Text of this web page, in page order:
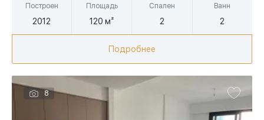
Построен
2012
Площадь
120 м²
Спален
2
Ванн
2
Подробнее
8